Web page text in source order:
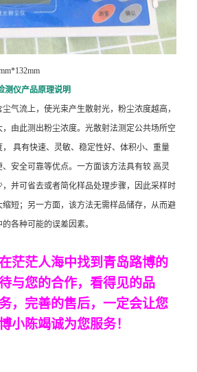
测仪产品原理说明
气流上，使光束产生散射光，粉尘浓度越高，
由此测出粉尘浓度。光散射法测定公共场所空
具有快速、灵敏、稳定性好、体积小、重量
安全可靠等优点。一方面该方法具有较 高灵
并可省去或者简化样品处理步骤，因此采样时
短；另一方面，该方法无需样品储存，从而避
各种可能的误差因素。
茫茫人海中找到青岛路博的
与您的合作，看得见的品
，完善的售后，一定会让您
小陈竭诚为您服务！